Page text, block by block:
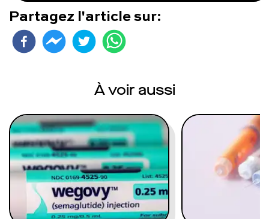
Partagez l'article sur:
À voir aussi